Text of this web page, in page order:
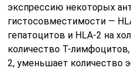
экспрессию некоторых
гистосовместимости —
гепатоцитов и HLA-2 на
количество Т-
2, уменьшает количество